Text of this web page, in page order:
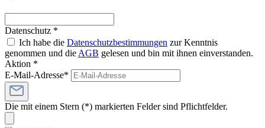
Datenschutz *
Ich habe die Datenschutzbestimmungen zur Kenntnis
genommen und die AGB gelesen und bin mit ihnen einverstanden.
Aktion *
E-Mail-Adresse*
Die mit einem Stern (*) markierten Felder sind Pflichtfelder.